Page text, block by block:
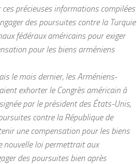
ces précieuses informations compilées
des poursuites contre la Turquie
fédéraux américains pour exiger
pour les biens arméniens
le mois dernier, les Arméniens-
exhorter le Congrès américain à
par le président des États-Unis,
contre la République de
une compensation pour les biens
nouvelle loi permettrait aux
des poursuites bien après